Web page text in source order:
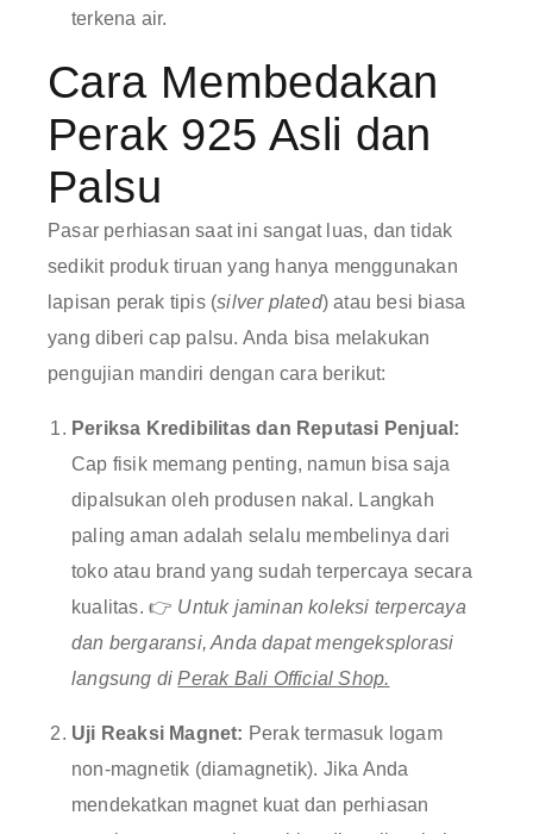
terkena air.
Cara Membedakan
Perak 925 Asli dan
Palsu
Pasar perhiasan saat ini sangat luas, dan tidak
sedikit produk tiruan yang hanya menggunakan
lapisan perak tipis (silver plated) atau besi biasa
yang diberi cap palsu. Anda bisa melakukan
pengujian mandiri dengan cara berikut:
Periksa Kredibilitas dan Reputasi Penjual:
Cap fisik memang penting, namun bisa saja
dipalsukan oleh produsen nakal. Langkah
paling aman adalah selalu membelinya dari
toko atau brand yang sudah terpercaya secara
kualitas. 👉 Untuk jaminan koleksi terpercaya
dan bergaransi, Anda dapat mengeksplorasi
langsung diPerak Bali Official Shop.
Uji Reaksi Magnet: Perak termasuk logam
non-magnetik (diamagnetik). Jika Anda
mendekatkan magnet kuat dan perhiasan